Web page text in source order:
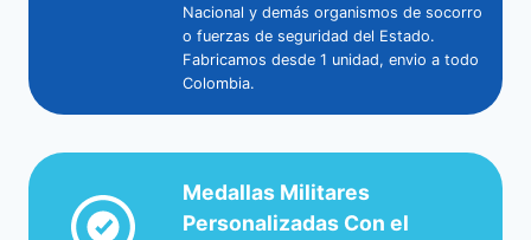
Nacional y demás organismos de socorro
o fuerzas de seguridad del Estado.
Fabricamos desde 1 unidad, envio a todo
Colombia.
Medallas Militares
Personalizadas Con el